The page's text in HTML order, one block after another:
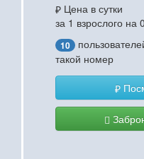
Цена в сутки
за 1 взрослого на
10
такой номер